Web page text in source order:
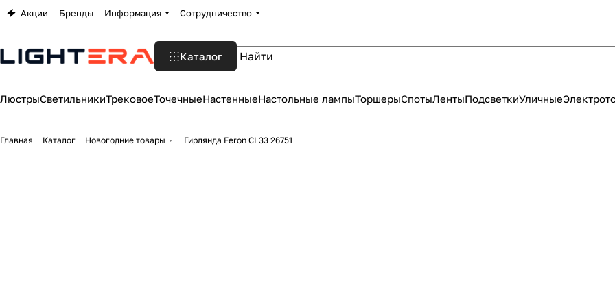
Акции Бренды Информация Сотрудничество
Каталог
ЛюстрыСветильникиТрековоеТочечныеНастенныеНастольные лампыТоршерыСпотыЛентыПодсветкиУличные
Главная Каталог Новогодние товары Гирлянда Feron CL33 26751